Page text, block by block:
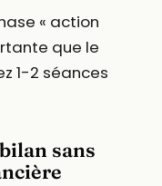
« action
que le
1-2 séances
sans